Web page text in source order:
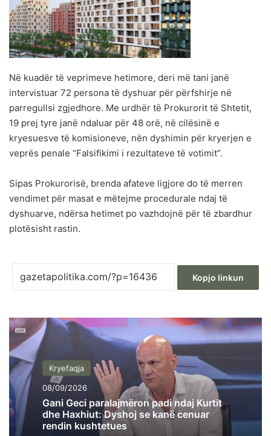
Në kuadër të veprimeve hetimore, deri më tani janë
intervistuar 72 persona të dyshuar për përfshirje në
parregullsi zgjedhore. Me urdhër të Prokurorit të Shtetit,
19 prej tyre janë ndaluar për 48 orë, në cilësinë e
kryesuesve të komisioneve, nën dyshimin për kryerjen e
veprës penale “Falsifikimi i rezultateve të votimit”.
Sipas Prokurorisë, brenda afateve ligjore do të merren
vendimet për masat e mëtejme procedurale ndaj të
dyshuarve, ndërsa hetimet po vazhdojnë për të zbardhur
plotësisht rastin.
Kopjo linkun
Kryefaqja
08/09/2026
Gani Geci paralajmëron padi ndaj Kurtit
dhe Haxhiut: Dyshoj se kanë cenuar
rendin kushtetues